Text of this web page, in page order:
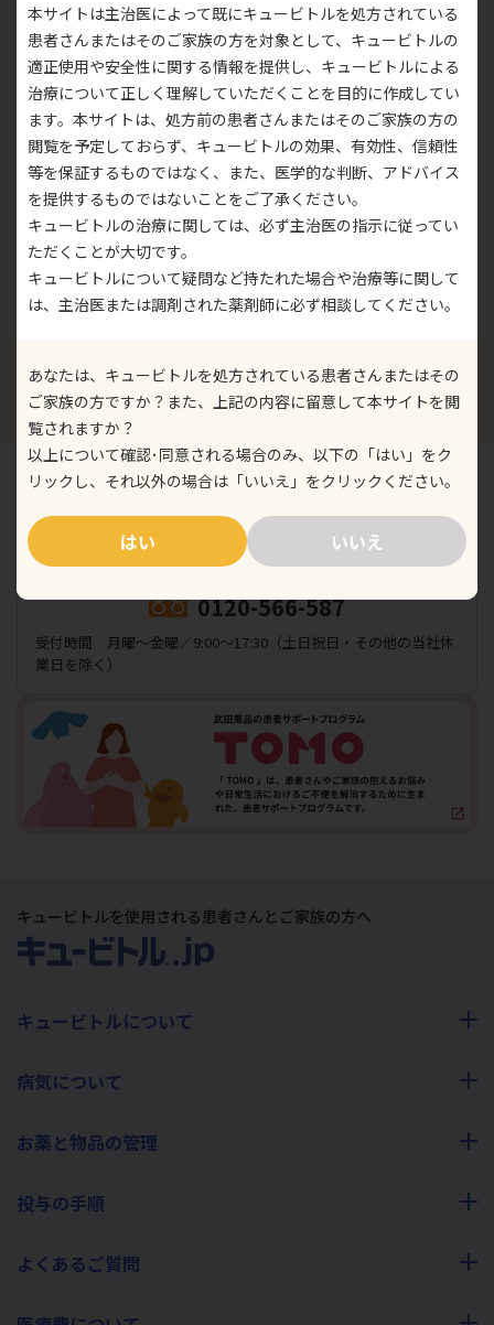
SID
病気や栄養障害、お薬が原因で起こる
血液の病気、免疫に関わる細胞に作用するお
薬、免疫抑制剤やステロイドで起こりやすい
状態に応じた治療を行う
慢性リンパ性白血病の最大85％、くすぶり型多
発性骨髄腫の45～83％の方に発症する
参考
その他不明点があれば以下もしくは医療機関にお問い合わせ
ください
武田薬品くすり相談室
0120-566-587
受付時間 月曜〜金曜／9:00〜17:30（土日祝日・その他の当社休
業日を除く）
キュービトルを使用される患者さんとご家族の方へ
キュービトルについて
病気について
お薬と物品の管理
投与の手順
よくあるご質問
本サイトは主治医によって既にキュービトルを処方されている
患者さんまたはそのご家族の方を対象として、キュービトルの
適正使用や安全性に関する情報を提供し、キュービトルによる
治療について正しく理解していただくことを目的に作成してい
ます。本サイトは、処方前の患者さんまたはそのご家族の方の
閲覧を予定しておらず、キュービトルの効果、有効性、信頼性
等を保証するものではなく、また、医学的な判断、アドバイス
を提供するものではないことをご了承ください。
キュービトルの治療に関しては、必ず主治医の指示に従ってい
ただくことが大切です。
キュービトルについて疑問など持たれた場合や治療等に関して
は、主治医または調剤された薬剤師に必ず相談してください。
あなたは、キュービトルを処方されている患者さんまたはその
ご家族の方ですか？また、上記の内容に留意して本サイトを閲
覧されますか？
以上について確認･同意される場合のみ、以下の「はい」をク
リックし、それ以外の場合は「いいえ」をクリックください。
はい いいえ